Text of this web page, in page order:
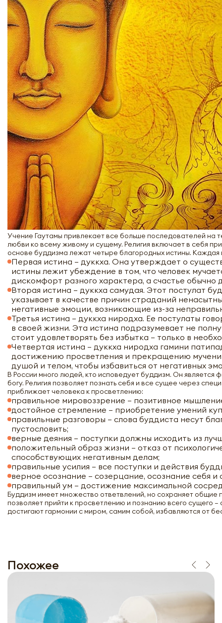
Учение Гаутамы привлекает все больше последователей на
любви ко всему живому и сущему. Религия включает в себя
основе буддизма лежат четыре благородных истины.
Первая истина – дуккха. Она утверждает о
истины лежит убеждение в том, что человек
дискомфорт разного характера, а счастье обычно
Вторая истина – дуккха самудая. Этот постулат
указывает в качестве причин страданий
негативные эмоции, возникающие из-за
Третья истина – дуккха ниродха. Ее постулаты
в своей жизни. Эта истина подразумевает не
стоит удовлетворять без избытка – только в
Четвертая истина – дуккха ниродха гамини
достижению просветления и прекращению
душой и телом, чтобы избавиться от негативных
В России много людей, кто исповедует буддизм. Он
богу. Религия позволяет познать себя и все сущее через
приближает человека к просветлению:
правильное мировоззрение – позитивное
достойное стремление – приобретение умений
правильные разговоры – слова буддиста несут
пустословить;
верные деяния – поступки должны исходить из
положительный образ жизни – отказ от
способствующих негативным делам;
правильные усилия – все поступки и действия
верное осознание – созерцание, осознание себя
правильный ум – достижение максимальной
Буддизм имеет множество ответвлений, но сохраняет
позволяет прийти к просветлению и познанию всего сущего
достигают гармонии с миром, самим собой, избавляются от
Похожее